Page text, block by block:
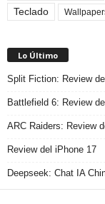
Teclado
Lo Último
Split Fiction: Review
Battlefield 6: Review
ARC Raiders: Review
Review del iPhone 17
Deepseek: Chat IA